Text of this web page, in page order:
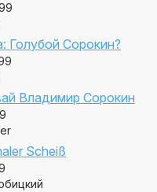
Голубой Сорокин?
Владимир Сорокин
Scheiß